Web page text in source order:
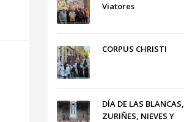
Viatores
CORPUS CHRISTI
DÍA DE LAS BLANCAS,
ZURIÑES, NIEVES Y